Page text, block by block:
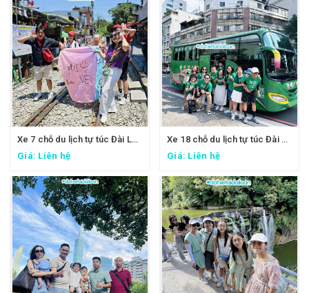
Xe 7 chỗ du lịch tự túc Đài Loan - Xe đi Thập Phần, Cửu Phần
Giá: Liên hệ
Xe 18 chỗ du lịch tự túc Đài Loan - Xe đi Đài Trung
Giá: Liên hệ